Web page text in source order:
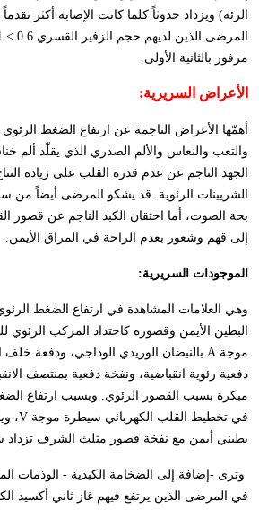
المرضى الذين لديهم حجم الزفير القسري 0.6 >
مزفور بالثانية الأولى.
الأعراض السريرية:
أهمّها الأعراض الناجمة عن ارتفاع الضغط
والتعب والنعاس والألم الصدري الذي يقلّد ألم
الجهد الناجم عن عدم قدرة القلب على زيادة
الشريينات الرئوية. قد يشكو المرضى أيضاً من
بحة الصوت، أما احتقان الكبد الناجم عن قصور
إلى قهم وشعور بعدم الراحة في المراق الأيمن.
الموجودات السريرية:
وهي العلامات المشاهدة في ارتفاع الضغط
البطين الأيمن وقصوره كاحتداد المركب الرئوي
موجة A بالنبضان الوريدي الوداجي، ودفعة
دفعية رئوية انقباضية، ونفخة دفعية بمنتصف
مبكرة بسبب القصور الرئوي. وبسبب ارتفاع
في تخطيط القلب الكهربائي سيطرة موجة V،
بطيني أيمن مع نفخة قصور مثلث الشرف تزداد
وترى -إضافة إلى الضخامة الكبدية - الوذمات
في المرضى الذين يرتفع فيهم غاز ثاني أكسيد